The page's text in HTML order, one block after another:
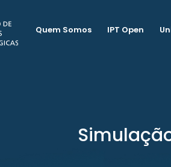
Quem Somos IPT Open